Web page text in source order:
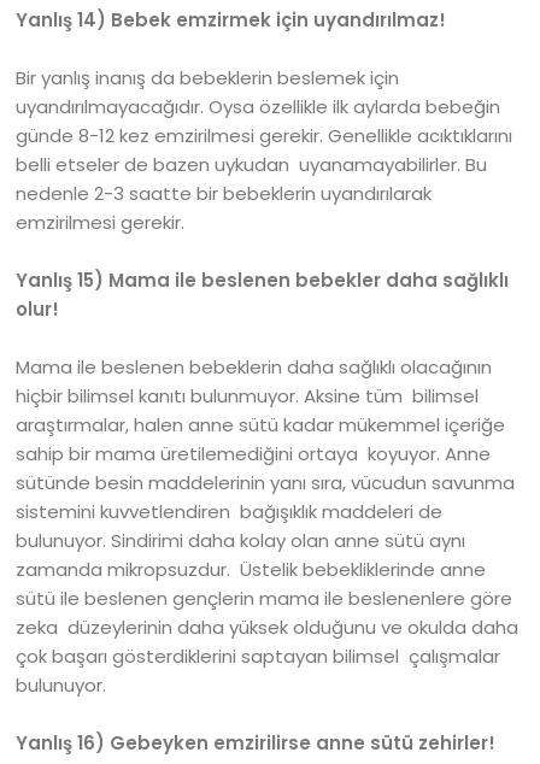
Yanlış 14) Bebek emzirmek için uyandırılmaz!
Bir yanlış inanış da bebeklerin beslemek için
uyandırılmayacağıdır. Oysa özellikle ilk aylarda bebeğin
günde 8-12 kez emzirilmesi gerekir. Genellikle acıktıklarını
belli etseler de bazen uykudan uyanamayabilirler. Bu
nedenle 2-3 saatte bir bebeklerin uyandırılarak
emzirilmesi gerekir.
Yanlış 15) Mama ile beslenen bebekler daha sağlıklı
olur!
Mama ile beslenen bebeklerin daha sağlıklı olacağının
hiçbir bilimsel kanıtı bulunmuyor. Aksine tüm bilimsel
araştırmalar, halen anne sütü kadar mükemmel içeriğe
sahip bir mama üretilemediğini ortaya koyuyor. Anne
sütünde besin maddelerinin yanı sıra, vücudun savunma
sistemini kuvvetlendiren bağışıklık maddeleri de
bulunuyor. Sindirimi daha kolay olan anne sütü aynı
zamanda mikropsuzdur. Üstelik bebekliklerinde anne
sütü ile beslenen gençlerin mama ile beslenenlere göre
zeka düzeylerinin daha yüksek olduğunu ve okulda daha
çok başarı gösterdiklerini saptayan bilimsel çalışmalar
bulunuyor.
Yanlış 16) Gebeyken emzirilirse anne sütü zehirler!